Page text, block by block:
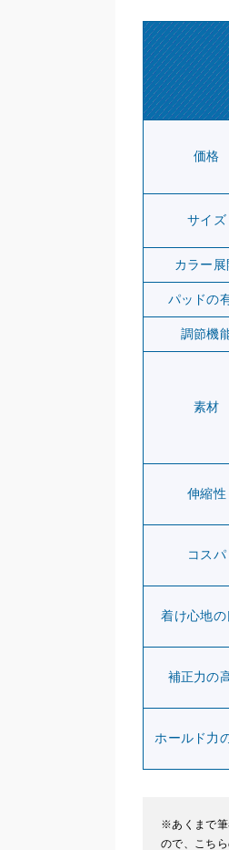
価格
サイズ
カラー展
パッドの
調節機
素材
伸縮性
コスパ
着け心地の
補正力の
ホールド力
※あくまで筆
ので、こち